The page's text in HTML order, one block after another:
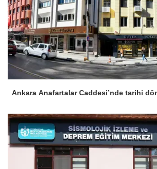
Ankara Anafartalar Caddesi’nde tarihi